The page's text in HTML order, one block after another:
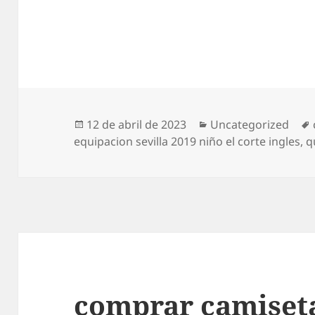
Publicado
el
12 de abril de 2023 Categorías
Uncategorized
equipacion sevilla 2019 niño el corte ingles,
comprar